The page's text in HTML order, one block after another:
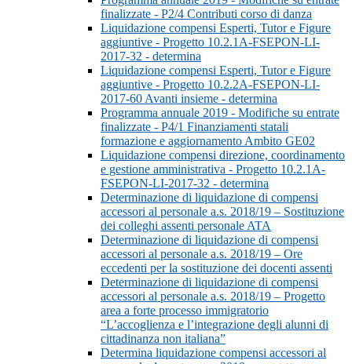
finalizzate - P2/4 Contributi corso di danza
Liquidazione compensi Esperti, Tutor e Figure
aggiuntive - Progetto 10.2.1A-FSEPON-LI-
2017-32 - determina
Liquidazione compensi Esperti, Tutor e Figure
aggiuntive - Progetto 10.2.2A-FSEPON-LI-
2017-60 Avanti insieme - determina
Programma annuale 2019 - Modifiche su entrate
finalizzate - P4/1 Finanziamenti statali
formazione e aggiornamento Ambito GE02
Liquidazione compensi direzione, coordinamento
e gestione amministrativa - Progetto 10.2.1A-
FSEPON-LI-2017-32 - determina
Determinazione di liquidazione di compensi
accessori al personale a.s. 2018/19 – Sostituzione
dei colleghi assenti personale ATA
Determinazione di liquidazione di compensi
accessori al personale a.s. 2018/19 – Ore
eccedenti per la sostituzione dei docenti assenti
Determinazione di liquidazione di compensi
accessori al personale a.s. 2018/19 – Progetto
area a forte processo immigratorio
“L’accoglienza e l’integrazione degli alunni di
cittadinanza non italiana”
Determina liquidazione compensi accessori al